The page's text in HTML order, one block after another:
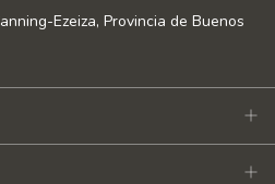
Ezeiza, Provincia de Buenos